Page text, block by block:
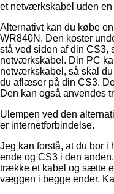
et netværkskabel uden en
Alternativt kan du købe
WR840N. Den koster
stå ved siden af din CS3,
netværkskabel. Din PC
netværkskabel, så skal
du aflæser på din CS3.
Den kan også anvendes
Ulempen ved den
er internetforbindelse.
Jeg kan forstå, at du bor i
ende og CS3 i den
trække et kabel og sætte
væggen i begge ender.